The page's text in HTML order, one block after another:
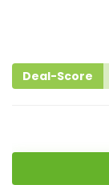
Deal-Score